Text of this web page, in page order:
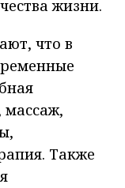
жизни.
что в
массаж,
Также